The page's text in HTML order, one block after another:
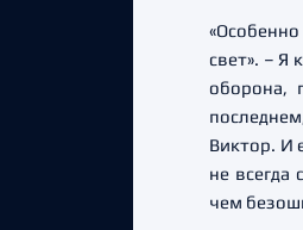
свет». – Я
оборона,
Виктор. И
не
чем